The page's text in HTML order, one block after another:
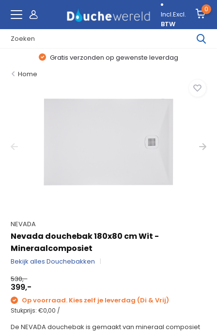
Incl.Excl.
BTW
0
Gratis verzonden op gewenste leverdag
Home
NEVADA
Nevada douchebak 180x80 cm Wit -
Mineraalcomposiet
Bekijk alles Douchebakken
530,-
399,-
Op voorraad. Kies zelf je leverdag (Di & Vrij)
Stukprijs:€0,00 /
De NEVADA douchebak is gemaakt van mineraal composiet